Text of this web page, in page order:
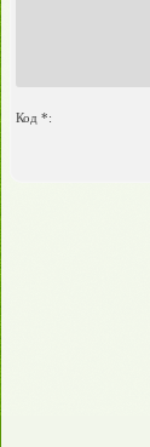
Код *: